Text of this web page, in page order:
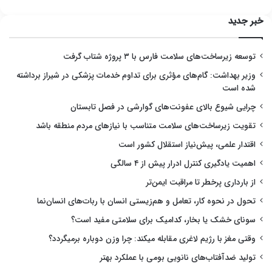
خبر جدید
توسعه زیرساخت‌های سلامت فارس با ۳ پروژه شتاب گرفت
وزیر بهداشت: گام‌های مؤثری برای تداوم خدمات پزشکی در شیراز برداشته
شده است
چرایی شیوع بالای عفونت‌های گوارشی در فصل تابستان
تقویت زیرساخت‌های سلامت متناسب با نیازهای مردم منطقه باشد
اقتدار علمی، پیش‌نیاز استقلال کشور است
اهمیت یادگیری کنترل ادرار پیش از ۴ سالگی
از بارداری پرخطر تا مراقبت ایمن‌تر
تحول در نحوه کار، تعامل و هم‌زیستی انسان با ربات‌های انسان‌نما
سونای خشک یا بخار، کدامیک برای سلامتی مفید است؟
وقتی مغز با رژیم لاغری مقابله میکند: چرا وزن دوباره برمیگردد؟
تولید ضدآفتاب‌های نانویی بومی با عملکرد بهتر